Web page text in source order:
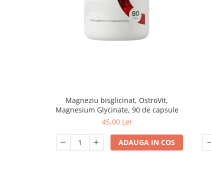
Magneziu bisglicinat, OstroVit,
Magnesium Glycinate, 90 de capsule
45,00 Lei
ADAUGA IN COS